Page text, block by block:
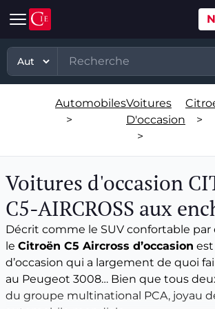
Automobile
Voitures d'occasion
Véhicules tout terrain et 4x4 d'occasion
Voitures de luxe d'occasion
Véhicules utilitaires d'occasion
Grande vente mobilier objets
Ventes XXème
Bijoux & Mode
Vins & Spiritueux
Spécialités
Matériel, équipement
Matériel professionnel
Stock et marchandises neuves et
Biens incorporels
TP
Automobiles
>
Voitures
D'occasion
>
>
Voitures d'occasion
C5-AIRCROSS aux
Décrit comme le SUV confortable par
le Citroën C5 Aircross d’occasion
d’occasion qui a largement de quoi
au Peugeot 3008… Bien que tous
du groupe multinational PCA, joyau